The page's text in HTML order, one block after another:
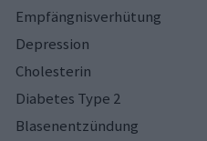
Empfängnisverhütung
Depression
Cholesterin
Diabetes Type 2
Blasenentzündung